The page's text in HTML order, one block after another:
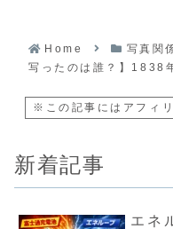
Home 写真関
写ったのは誰？】1838
※この記事にはアフィ
新着記事
エネ